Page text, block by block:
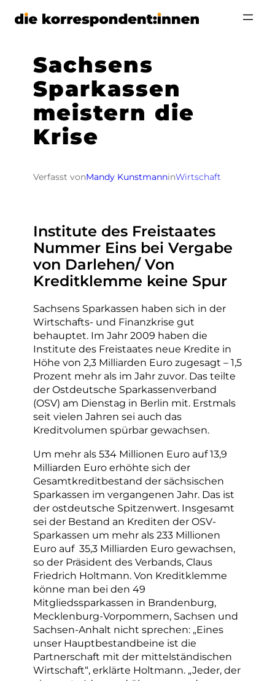
Zum
Sachsens
Sparkassen
meistern die
Krise
Verfasst vonMandy KunstmanninWirtschaft
Institute des Freistaates
Nummer Eins bei Vergabe
von Darlehen/ Von
Kreditklemme keine Spur
Sachsens Sparkassen haben sich in der
Wirtschafts- und Finanzkrise gut
behauptet. Im Jahr 2009 haben die
Institute des Freistaates neue Kredite in
Höhe von 2,3 Milliarden Euro zugesagt – 1,5
Prozent mehr als im Jahr zuvor. Das teilte
der Ostdeutsche Sparkassenverband
(OSV) am Dienstag in Berlin mit. Erstmals
seit vielen Jahren sei auch das
Kreditvolumen spürbar gewachsen.
Um mehr als 534 Millionen Euro auf 13,9
Milliarden Euro erhöhte sich der
Gesamtkreditbestand der sächsischen
Sparkassen im vergangenen Jahr. Das ist
der ostdeutsche Spitzenwert. Insgesamt
sei der Bestand an Krediten der OSV-
Sparkassen um mehr als 233 Millionen
Euro auf 35,3 Milliarden Euro gewachsen,
so der Präsident des Verbands, Claus
Friedrich Holtmann. Von Kreditklemme
könne man bei den 49
Mitgliedssparkassen in Brandenburg,
Mecklenburg-Vorpommern, Sachsen und
Sachsen-Anhalt nicht sprechen: „Eines
unser Hauptbestandbeine ist die
Partnerschaft mit der mittelständischen
Wirtschaft“, erklärte Holtmann. „Jeder, der